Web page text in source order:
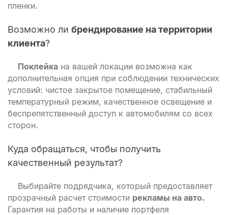
пленки.
Возможно ли брендирование на территории
клиента?
Поклейка на вашей локации возможна как
дополнительная опция при соблюдении технических
условий: чистое закрытое помещение, стабильный
температурный режим, качественное освещение и
беспрепятственный доступ к автомобилям со всех
сторон.
Куда обращаться, чтобы получить
качественный результат?
Выбирайте подрядчика, который предоставляет
прозрачный расчет стоимости рекламы на авто.
Гарантия на работы и наличие портфеля